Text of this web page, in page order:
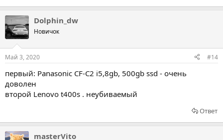
Dolphin_dw
Новичок
Май 3, 2020 #14
первый: Panasonic CF-C2 i5,8gb, 500gb ssd - очень
доволен
второй Lenovo t400s . неубиваемый
Ответ
masterVito